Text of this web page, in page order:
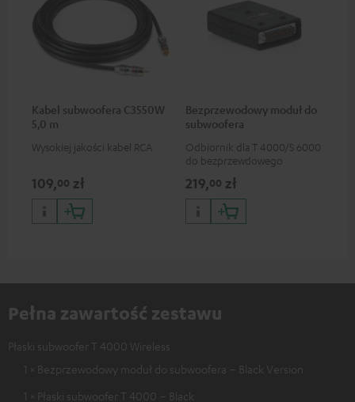
Kabel subwoofera C3550W
5,0 m
Wysokiej jakości kabel RCA
109,00 zł
Bezprzewodowy moduł do
subwoofera
Odbiornik dla T 4000/S 6000
do bezprzewdowego
subwoofera
219,00 zł
Pełna zawartość zestawu
Płaski subwoofer T 4000 Wireless
1 × Bezprzewodowy moduł do subwoofera – Black Version
1 × Płaski subwoofer T 4000 – Black